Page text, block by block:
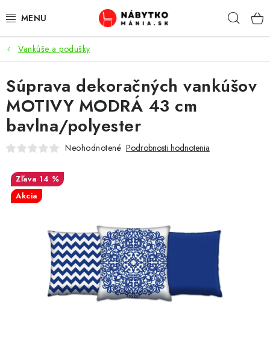
na
VÝPREDAJ
NOVINKY
OBÝVACIA IZBA
KUCHYŇA
SPÁĽŇA
PRACOVŇA / KANCELÁRIA
DETSKÉ A ŠTUDENTSKÉ
Vankúše a podušky
Súprava dekoračných vankúšov
MOTIVY MODRÁ 43 cm
bavlna/polyester
Neohodnotené Podrobnosti hodnotenia
14 %
Akcia